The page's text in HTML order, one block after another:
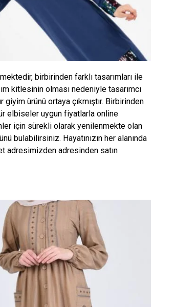
birbirinden farklı tasarımları ile
kitlesinin olması nedeniyle tasarımcı
giyim ürünü ortaya çıkmıştır. Birbirinden
elbiseler uygun fiyatlarla online
için sürekli olarak yenilenmekte olan
bulabilirsiniz. Hayatınızın her alanında
adresimizden adresinden satın